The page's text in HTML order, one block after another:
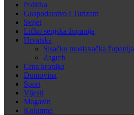
Politika
Gospodarstvo i Turizam
Svijet
Ličko senjska županija
Hrvatska
Sisačko moslavačka županija
Zagreb
Crna kronika
Domovina
Sport
Vijesti
Magazin
Kolumne